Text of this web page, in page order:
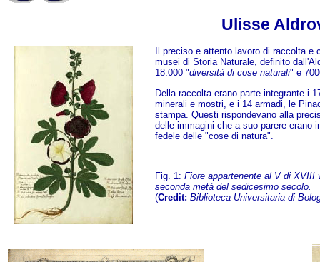
Ulisse
Il preciso e attento lavoro di raccolta
musei di Storia Naturale, definito
18.000 "diversità di cose naturali" e
Della raccolta erano parte integrante i
minerali e mostri, e i 14 armadi, le
stampa. Questi rispondevano alla
delle immagini che a suo parere erano
fedele delle "cose di natura".
Fig. 1: Fiore appartenente al V di XVIII
seconda metà del sedicesimo secolo.
(Credit: Biblioteca Universitaria di